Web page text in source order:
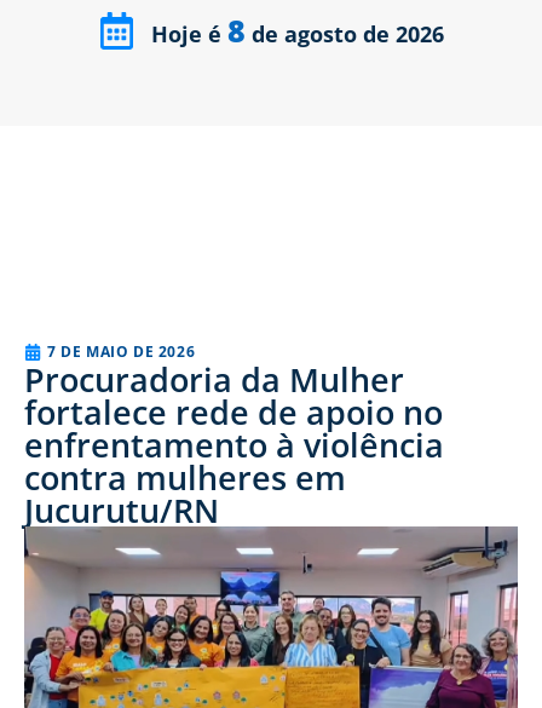
Hoje é 8 de agosto de 2026
7 DE MAIO DE 2026
Procuradoria da Mulher
fortalece rede de apoio no
enfrentamento à violência
contra mulheres em
Jucurutu/RN